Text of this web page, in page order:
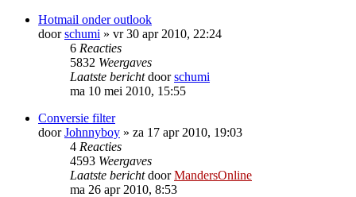
Hotmail onder outlook
doorschumi » vr 30 apr 2010, 22:24
6 Reacties
5832 Weergaves
Laatste berichtdoorschumi
ma 10 mei 2010, 15:55
Conversie filter
doorJohnnyboy » za 17 apr 2010, 19:03
4 Reacties
4593 Weergaves
Laatste berichtdoorMandersOnline
ma 26 apr 2010, 8:53